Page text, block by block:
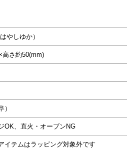
やしゆか）
高さ約50(mm)
）
OK、直火・オーブンNG
イテムはラッピング対象外です